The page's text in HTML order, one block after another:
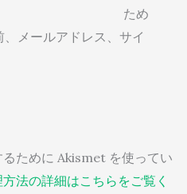
ため
メールアドレス、サイ
ために Akismet を使ってい
法の詳細はこちらをご覧く